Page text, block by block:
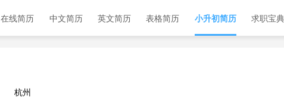
在线简历 中文简历 英文简历 表格简历 小升初简历 求职宝典
杭州